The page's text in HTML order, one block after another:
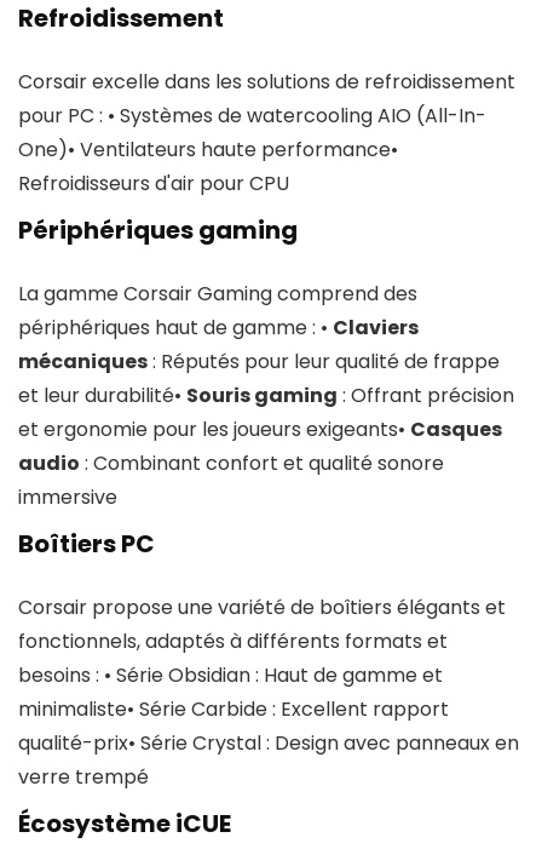
Refroidissement
Corsair excelle dans les solutions de refroidissement
pour PC : • Systèmes de watercooling AIO (All-In-
One)• Ventilateurs haute performance•
Refroidisseurs d'air pour CPU
Périphériques gaming
La gamme Corsair Gaming comprend des
périphériques haut de gamme : • Claviers
mécaniques: Réputés pour leur qualité de frappe
et leur durabilité• Souris gaming : Offrant précision
et ergonomie pour les joueurs exigeants• Casques
audio : Combinant confort et qualité sonore
immersive
Boîtiers PC
Corsair propose une variété de boîtiers élégants et
fonctionnels, adaptés à différents formats et
besoins : • Série Obsidian : Haut de gamme et
minimaliste• Série Carbide : Excellent rapport
qualité-prix• Série Crystal : Design avec panneaux en
verre trempé
Écosystème iCUE